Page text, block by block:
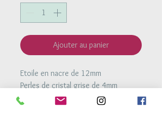
Ajouter au panier
Etoile en nacre de 12mm
Perles de cristal grise de 4mm
Perle en argent 925 de 4mm